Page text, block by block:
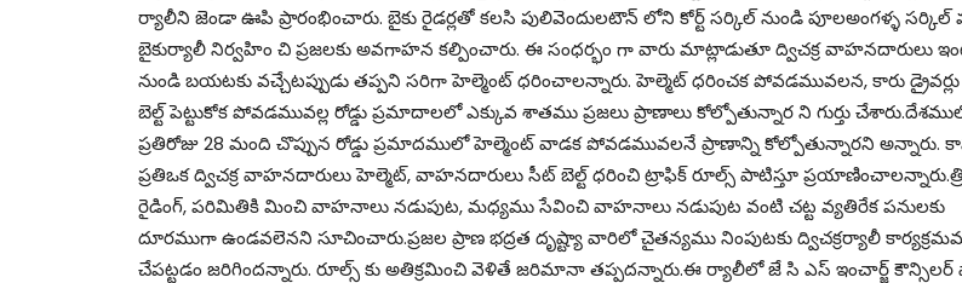
ర్యాలీని జెండా ఊపి ప్రారంభించారు. బైకు రైడర్లతో కలసి పులివెందులటౌన్ లోని కోర్ట్ సర్కిల్ నుండి పూలఅంగళ్ళ సర్కిల్
బైకుర్యాలీ నిర్వహిం చి ప్రజలకు అవగాహన కల్పించారు. ఈ సంధర్భం గా వారు మాట్లాడుతూ ద్విచక్ర వాహనదారులు
నుండి బయటకు వచ్చేటప్పుడు తప్పని సరిగా హెల్మెంట్ ధరించాలన్నారు. హెల్మెట్ ధరించక పోవడమువలన, కారు
బెల్ట్ పెట్టుకోక పోవడమువల్ల రోడ్డు ప్రమాదాలలో ఎక్కువ శాతము ప్రజలు ప్రాణాలు కోల్పోతున్నార ని గుర్తు
ప్రతిరోజు 28 మంది చొప్పున రోడ్డు ప్రమాదములో హెల్మెంట్ వాడక పోవడమువలనే ప్రాణాన్ని కోల్పోతున్నారని అన్నారు.
ప్రతిఒక ద్విచక్ర వాహనదారులు హెల్మెట్, వాహనదారులు సీట్ బెల్ట్ ధరించి ట్రాఫిక్ రూల్స్ పాటిస్తూ
రైడింగ్, పరిమితికి మించి వాహనాలు నడుపుట, మధ్యము సేవించి వాహనాలు నడుపుట వంటి చట్ట వ్యతిరేక పనులకు
దూరముగా ఉండవలెనని సూచించారు.ప్రజల ప్రాణ భద్రత దృష్ట్యా వారిలో చైతన్యము నింపుటకు ద్విచక్రర్యాలీ
చేపట్టడం జరిగిందన్నారు. రూల్స్ కు అతిక్రమించి వెళితే జరిమానా తప్పదన్నారు.ఈ ర్యాలీలో జే సి ఎస్ ఇంచార్జ్ కౌన్సిలర్